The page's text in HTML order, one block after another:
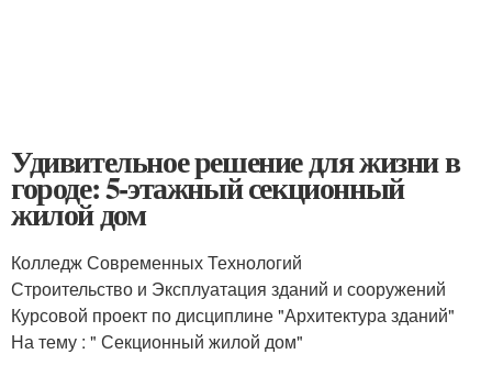
Удивительное решение для жизни в
городе: 5-этажный секционный
жилой дом
Колледж Современных Технологий
Строительство и Эксплуатация зданий и сооружений
Курсовой проект по дисциплине "Архитектура зданий"
На тему : " Секционный жилой дом"